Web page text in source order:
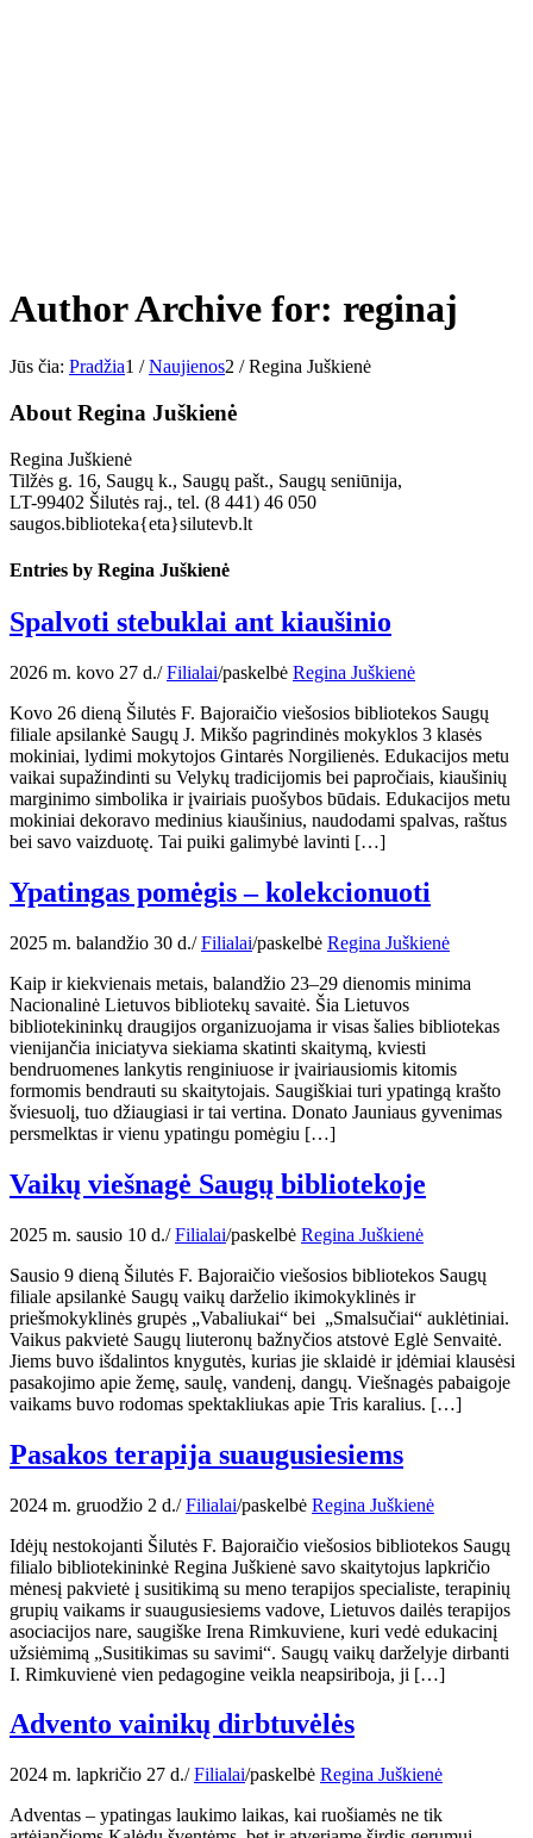
Author Archive for: reginaj
Jūs čia: Pradžia1 / Naujienos2 / Regina Juškienė
About Regina Juškienė
Regina Juškienė
Tilžės g. 16, Saugų k., Saugų pašt., Saugų seniūnija,
LT-99402 Šilutės raj., tel. (8 441) 46 050
saugos.biblioteka{eta}silutevb.lt
Entries by Regina Juškienė
Spalvoti stebuklai ant kiaušinio
2026 m. kovo 27 d./ Filialai/paskelbė Regina Juškienė
Kovo 26 dieną Šilutės F. Bajoraičio viešosios bibliotekos Saugų
filiale apsilankė Saugų J. Mikšo pagrindinės mokyklos 3 klasės
mokiniai, lydimi mokytojos Gintarės Norgilienės. Edukacijos metu
vaikai supažindinti su Velykų tradicijomis bei papročiais, kiaušinių
marginimo simbolika ir įvairiais puošybos būdais. Edukacijos metu
mokiniai dekoravo medinius kiaušinius, naudodami spalvas, raštus
bei savo vaizduotę. Tai puiki galimybė lavinti […]
Ypatingas pomėgis – kolekcionuoti
2025 m. balandžio 30 d./ Filialai/paskelbė Regina Juškienė
Kaip ir kiekvienais metais, balandžio 23–29 dienomis minima
Nacionalinė Lietuvos bibliotekų savaitė. Šia Lietuvos
bibliotekininkų draugijos organizuojama ir visas šalies bibliotekas
vienijančia iniciatyva siekiama skatinti skaitymą, kviesti
bendruomenes lankytis renginiuose ir įvairiausiomis kitomis
formomis bendrauti su skaitytojais. Saugiškiai turi ypatingą krašto
šviesuolį, tuo džiaugiasi ir tai vertina. Donato Jauniaus gyvenimas
persmelktas ir vienu ypatingu pomėgiu […]
Vaikų viešnagė Saugų bibliotekoje
2025 m. sausio 10 d./ Filialai/paskelbė Regina Juškienė
Sausio 9 dieną Šilutės F. Bajoraičio viešosios bibliotekos Saugų
filiale apsilankė Saugų vaikų darželio ikimokyklinės ir
priešmokyklinės grupės „Vabaliukai“ bei „Smalsučiai“ auklėtiniai.
Vaikus pakvietė Saugų liuteronų bažnyčios atstovė Eglė Senvaitė.
Jiems buvo išdalintos knygutės, kurias jie sklaidė ir įdėmiai klausėsi
pasakojimo apie žemę, saulę, vandenį, dangų. Viešnagės pabaigoje
vaikams buvo rodomas spektakliukas apie Tris karalius. […]
Pasakos terapija suaugusiesiems
2024 m. gruodžio 2 d./ Filialai/paskelbė Regina Juškienė
Idėjų nestokojanti Šilutės F. Bajoraičio viešosios bibliotekos Saugų
filialo bibliotekininkė Regina Juškienė savo skaitytojus lapkričio
mėnesį pakvietė į susitikimą su meno terapijos specialiste, terapinių
grupių vaikams ir suaugusiesiems vadove, Lietuvos dailės terapijos
asociacijos nare, saugiške Irena Rimkuviene, kuri vedė edukacinį
užsiėmimą „Susitikimas su savimi“. Saugų vaikų darželyje dirbanti
I. Rimkuvienė vien pedagogine veikla neapsiriboja, ji […]
Advento vainikų dirbtuvėlės
2024 m. lapkričio 27 d./ Filialai/paskelbė Regina Juškienė
Adventas – ypatingas laukimo laikas, kai ruošiamės ne tik